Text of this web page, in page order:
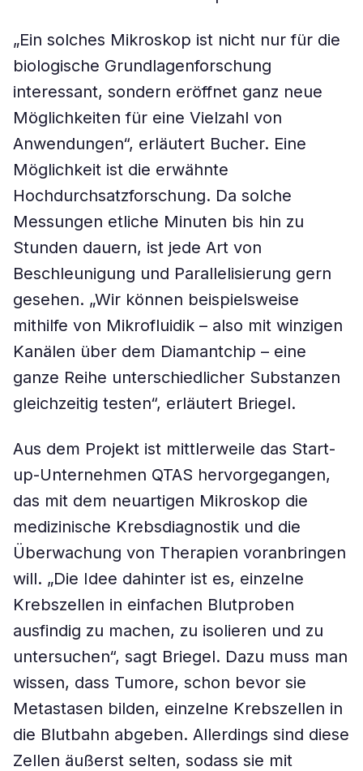
„Ein solches Mikroskop ist nicht nur für die
biologische Grundlagenforschung
interessant, sondern eröffnet ganz neue
Möglichkeiten für eine Vielzahl von
Anwendungen“, erläutert Bucher. Eine
Möglichkeit ist die erwähnte
Hochdurchsatzforschung. Da solche
Messungen etliche Minuten bis hin zu
Stunden dauern, ist jede Art von
Beschleunigung und Parallelisierung gern
gesehen. „Wir können beispielsweise
mithilfe von Mikrofluidik – also mit winzigen
Kanälen über dem Diamantchip – eine
ganze Reihe unterschiedlicher Substanzen
gleichzeitig testen“, erläutert Briegel.
Aus dem Projekt ist mittlerweile das Start-
up-Unternehmen QTAS hervorgegangen,
das mit dem neuartigen Mikroskop die
medizinische Krebsdiagnostik und die
Überwachung von Therapien voranbringen
will. „Die Idee dahinter ist es, einzelne
Krebszellen in einfachen Blutproben
ausfindig zu machen, zu isolieren und zu
untersuchen“, sagt Briegel. Dazu muss man
wissen, dass Tumore, schon bevor sie
Metastasen bilden, einzelne Krebszellen in
die Blutbahn abgeben. Allerdings sind diese
Zellen äußerst selten, sodass sie mit